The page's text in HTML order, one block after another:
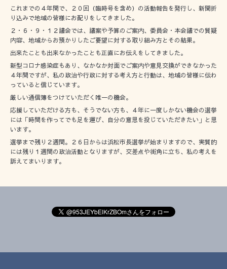
これまでの４年間で、２０回（臨時号を含め）の活動報告を発行し、新聞折
り込みで地域の皆様にお配りをしてきました。
２・６・９・１２議会では、議案や予算のご案内、委員会・本会議での質疑
内容、地域からお預かりしたご要望に対する取り組み方とその結果。
出来たことも出来なかったことも正直にお伝えをしてきました。
新型コロナ感染症もあり、なかなか対面でご案内や意見交換ができなかった
４年間ですが、私の政治や行政に対する考え方と行動は、地域の皆様に伝わ
っていると信じています。
厳しい通信簿をつけていただく唯一の機会。
応援していただける方も、そうでない方も、４年に一度しかない機会の選挙
には「時間を作ってでも足を運び、自分の意思を投じていただきたい」と思
います。
選挙まで残り２週間。２６日からは浜松市長選挙が始まりますので、実質的
には残り１週間の政治活動となりますが、交差点や街角に立ち、私の考えを
訴えてまいります。